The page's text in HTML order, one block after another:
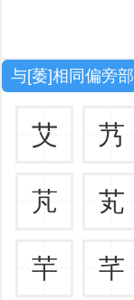
与[萎]相同偏旁
艾 艿
芃 芄
芉 芊